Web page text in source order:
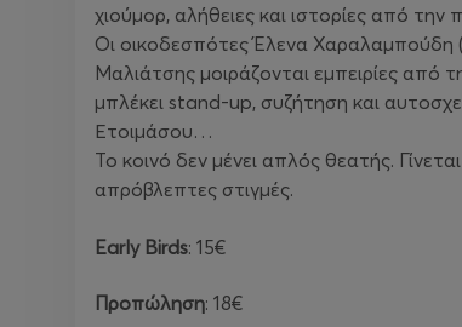
χιούμορ, αλήθειες και ιστορίες από την
Οι οικοδεσπότες Έλενα Χαραλαμπούδη
Μαλιάτσης μοιράζονται εμπειρίες από
μπλέκει stand-up, συζήτηση και
Ετοιμάσου…
Το κοινό δεν μένει απλός θεατής.
απρόβλεπτες στιγμές.
Early Birds: 15€
Προπώληση: 18€